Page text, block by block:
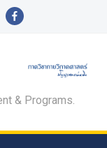
facebook
& Programs.